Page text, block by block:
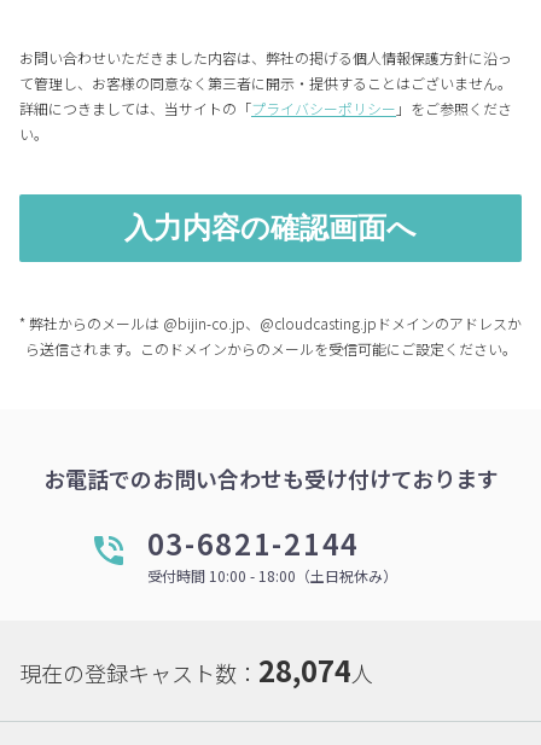
お問い合わせいただきました内容は、弊社の掲げる個人情報保護方針に沿っ
て管理し、お客様の同意なく第三者に開示・提供することはございません。
詳細につきましては、当サイトの「プライバシーポリシー 」をご参照くださ
い。
* 弊社からのメールは @bijin-co.jp、@cloudcasting.jpドメインのアドレスか
ら送信されます。このドメインからのメールを受信可能にご設定ください。
お電話でのお問い合わせも受け付けております
03-6821-2144
受付時間 10:00 - 18:00（土日祝休み）
現在の登録キャスト数： 28,074人